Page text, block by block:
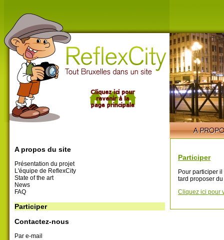
A propos du site
Présentation du projet
L'équipe de ReflexCity
State of the art
News
FAQ
Participer
Contactez-nous
Par e-mail
Participer
Pour participer
tard proposer
Cliquez ici pour